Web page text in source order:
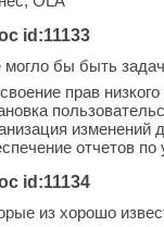
id:11133
могло бы быть
прав
изменений
отчетов
id:11134
из хорошо